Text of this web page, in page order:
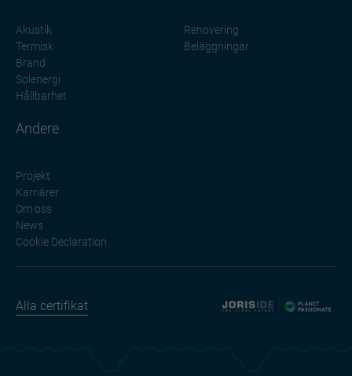
Akustik
Termisk
Brand
Solenergi
Hållbarhet
Renovering
Beläggningar
Andere
Projekt
Karriärer
Om oss
News
Cookie Declaration
Alla certifikat